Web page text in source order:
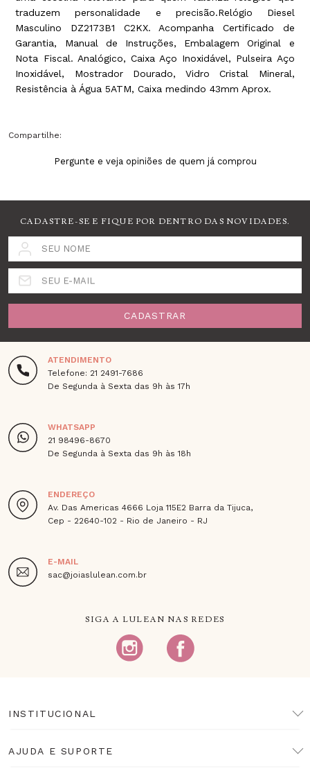
traduzem personalidade e precisão.Relógio Diesel
Masculino DZ2173B1 C2KX. Acompanha Certificado de
Garantia, Manual de Instruções, Embalagem Original e
Nota Fiscal. Analógico, Caixa Aço Inoxidável, Pulseira Aço
Inoxidável, Mostrador Dourado, Vidro Cristal Mineral,
Resistência à Água 5ATM, Caixa medindo 43mm Aprox.
Compartilhe:
Pergunte e veja opiniões de quem já comprou
CADASTRE-SE E FIQUE POR DENTRO DAS NOVIDADES.
SEU NOME
SEU E-MAIL
CADASTRAR
ATENDIMENTO
Telefone: 21 2491-7686
De Segunda à Sexta das 9h às 17h
WHATSAPP
21 98496-8670
De Segunda à Sexta das 9h às 18h
ENDEREÇO
Av. Das Americas 4666 Loja 115E2 Barra da Tijuca,
Cep - 22640-102 - Rio de Janeiro - RJ
E-MAIL
sac@joiaslulean.com.br
SIGA A LULEAN NAS REDES
INSTITUCIONAL
AJUDA E SUPORTE